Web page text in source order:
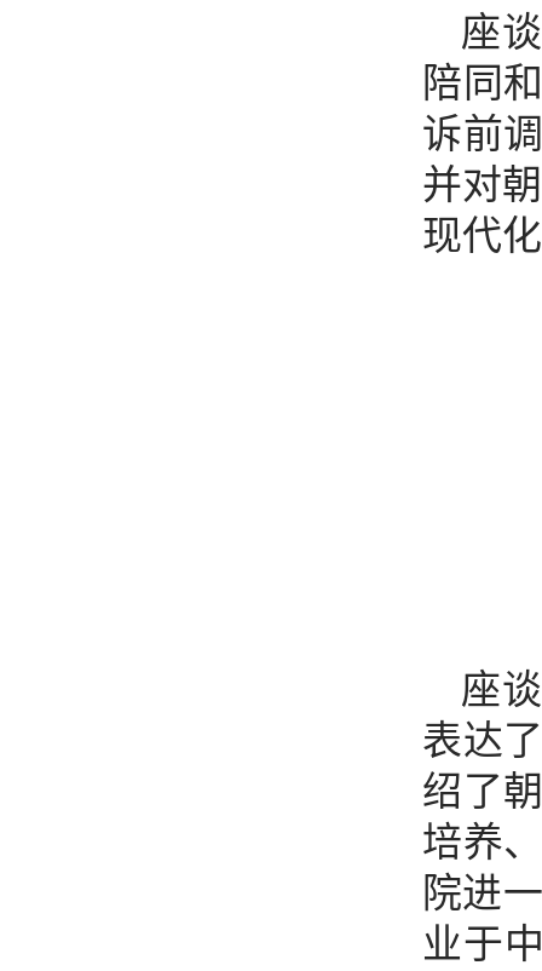
座
陪同
诉前
并对
现代
座
表达
绍了
培养
院进
业于